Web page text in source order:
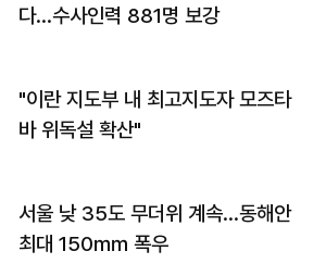
다…수사인력 881명 보강
"이란 지도부 내 최고지도자 모즈타
바 위독설 확산"
서울 낮 35도 무더위 계속…동해안
최대 150㎜ 폭우